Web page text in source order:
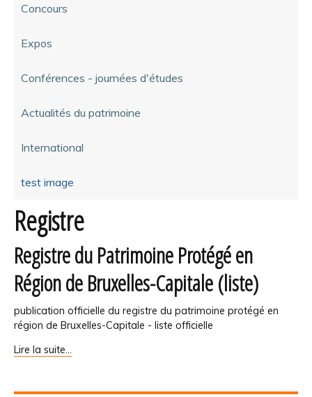
Concours
Expos
Conférences - journées d'études
Actualités du patrimoine
International
test image
Registre
Registre du Patrimoine Protégé en
Région de Bruxelles-Capitale (liste)
publication officielle du registre du patrimoine protégé en
région de Bruxelles-Capitale - liste officielle
Registre
Protégé
Lire la suite…